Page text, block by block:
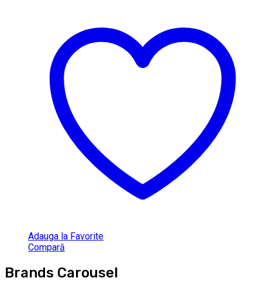
Adauga la Favorite
Compară
Brands Carousel